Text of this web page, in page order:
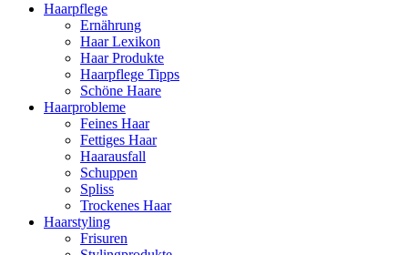
Haarpflege
Ernährung
Haar Lexikon
Haar Produkte
Haarpflege Tipps
Schöne Haare
Haarprobleme
Feines Haar
Fettiges Haar
Haarausfall
Schuppen
Spliss
Trockenes Haar
Haarstyling
Frisuren